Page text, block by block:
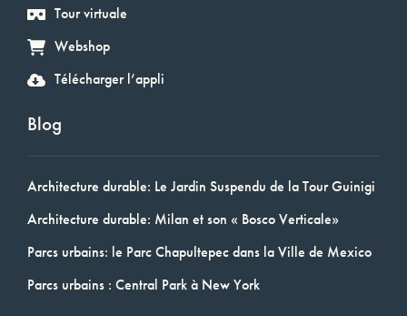
Tour virtuale
Webshop
Télécharger l’appli
Blog
Architecture durable: Le Jardin Suspendu de la Tour Guinigi
Architecture durable: Milan et son « Bosco Verticale»
Parcs urbains: le Parc Chapultepec dans la Ville de Mexico
Parcs urbains : Central Park à New York